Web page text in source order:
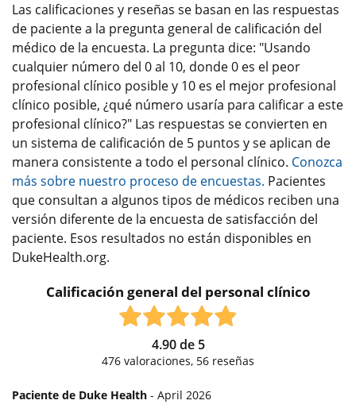
Las calificaciones y reseñas se basan en las respuestas
de paciente a la pregunta general de calificación del
médico de la encuesta. La pregunta dice: "Usando
cualquier número del 0 al 10, donde 0 es el peor
profesional clínico posible y 10 es el mejor profesional
clínico posible, ¿qué número usaría para calificar a este
profesional clínico?" Las respuestas se convierten en
un sistema de calificación de 5 puntos y se aplican de
manera consistente a todo el personal clínico. Conozca
más sobre nuestro proceso de encuestas. Pacientes
que consultan a algunos tipos de médicos reciben una
versión diferente de la encuesta de satisfacción del
paciente. Esos resultados no están disponibles en
DukeHealth.org.
Calificación general del personal clínico
4.90de 5
476 valoraciones, 56 reseñas
Paciente de Duke Health - April 2026